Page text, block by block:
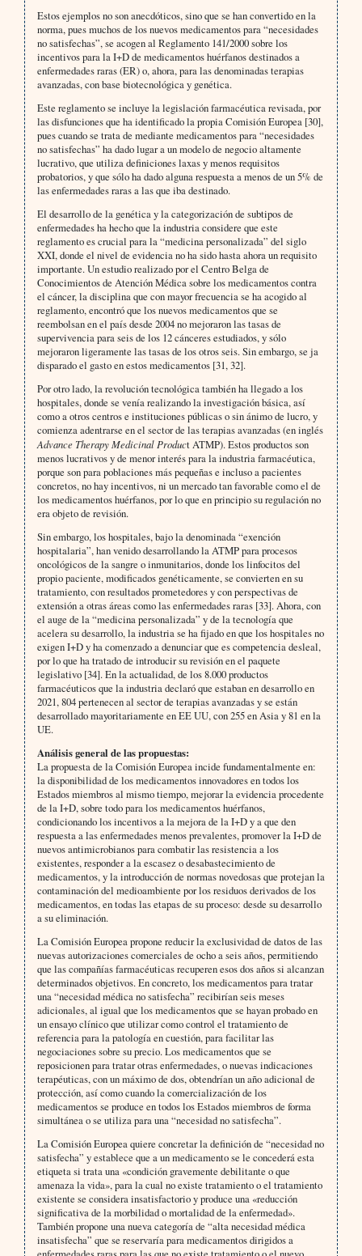
Estos ejemplos no son anecdóticos, sino que se han convertido en la
norma, pues muchos de los nuevos medicamentos para “necesidades
no satisfechas”, se acogen al Reglamento 141/2000 sobre los
incentivos para la I+D de medicamentos huérfanos destinados a
enfermedades raras (ER) o, ahora, para las denominadas terapias
avanzadas, con base biotecnológica y genética.
Este reglamento se incluye la legislación farmacéutica revisada, por
las disfunciones que ha identificado la propia Comisión Europea [30],
pues cuando se trata de mediante medicamentos para “necesidades
no satisfechas” ha dado lugar a un modelo de negocio altamente
lucrativo, que utiliza definiciones laxas y menos requisitos
probatorios, y que sólo ha dado alguna respuesta a menos de un 5% de
las enfermedades raras a las que iba destinado.
El desarrollo de la genética y la categorización de subtipos de
enfermedades ha hecho que la industria considere que este
reglamento es crucial para la “medicina personalizada” del siglo
XXI, donde el nivel de evidencia no ha sido hasta ahora un requisito
importante. Un estudio realizado por el Centro Belga de
Conocimientos de Atención Médica sobre los medicamentos contra
el cáncer, la disciplina que con mayor frecuencia se ha acogido al
reglamento, encontró que los nuevos medicamentos que se
reembolsan en el país desde 2004 no mejoraron las tasas de
supervivencia para seis de los 12 cánceres estudiados, y sólo
mejoraron ligeramente las tasas de los otros seis. Sin embargo, se ja
disparado el gasto en estos medicamentos [31, 32].
Por otro lado, la revolución tecnológica también ha llegado a los
hospitales, donde se venía realizando la investigación básica, así
como a otros centros e instituciones públicas o sin ánimo de lucro, y
comienza adentrarse en el sector de las terapias avanzadas (en inglés
Advance Therapy Medicinal Product ATMP). Estos productos son
menos lucrativos y de menor interés para la industria farmacéutica,
porque son para poblaciones más pequeñas e incluso a pacientes
concretos, no hay incentivos, ni un mercado tan favorable como el de
los medicamentos huérfanos, por lo que en principio su regulación no
era objeto de revisión.
Sin embargo, los hospitales, bajo la denominada “exención
hospitalaria”, han venido desarrollando la ATMP para procesos
oncológicos de la sangre o inmunitarios, donde los linfocitos del
propio paciente, modificados genéticamente, se convierten en su
tratamiento, con resultados prometedores y con perspectivas de
extensión a otras áreas como las enfermedades raras [33]. Ahora, con
el auge de la “medicina personalizada” y de la tecnología que
acelera su desarrollo, la industria se ha fijado en que los hospitales no
exigen I+D y ha comenzado a denunciar que es competencia desleal,
por lo que ha tratado de introducir su revisión en el paquete
legislativo [34]. En la actualidad, de los 8.000 productos
farmacéuticos que la industria declaró que estaban en desarrollo en
2021, 804 pertenecen al sector de terapias avanzadas y se están
desarrollado mayoritariamente en EE UU, con 255 en Asia y 81 en la
UE.
Análisis general de las propuestas:
La propuesta de la Comisión Europea incide fundamentalmente en:
la disponibilidad de los medicamentos innovadores en todos los
Estados miembros al mismo tiempo, mejorar la evidencia procedente
de la I+D, sobre todo para los medicamentos huérfanos,
condicionando los incentivos a la mejora de la I+D y a que den
respuesta a las enfermedades menos prevalentes, promover la I+D de
nuevos antimicrobianos para combatir las resistencia a los
existentes, responder a la escasez o desabastecimiento de
medicamentos, y la introducción de normas novedosas que protejan la
contaminación del medioambiente por los residuos derivados de los
medicamentos, en todas las etapas de su proceso: desde su desarrollo
a su eliminación.
La Comisión Europea propone reducir la exclusividad de datos de las
nuevas autorizaciones comerciales de ocho a seis años, permitiendo
que las compañías farmacéuticas recuperen esos dos años si alcanzan
determinados objetivos. En concreto, los medicamentos para tratar
una “necesidad médica no satisfecha” recibirían seis meses
adicionales, al igual que los medicamentos que se hayan probado en
un ensayo clínico que utilizar como control el tratamiento de
referencia para la patología en cuestión, para facilitar las
negociaciones sobre su precio. Los medicamentos que se
reposicionen para tratar otras enfermedades, o nuevas indicaciones
terapéuticas, con un máximo de dos, obtendrían un año adicional de
protección, así como cuando la comercialización de los
medicamentos se produce en todos los Estados miembros de forma
simultánea o se utiliza para una “necesidad no satisfecha”.
La Comisión Europea quiere concretar la definición de “necesidad no
satisfecha” y establece que a un medicamento se le concederá esta
etiqueta si trata una «condición gravemente debilitante o que
amenaza la vida», para la cual no existe tratamiento o el tratamiento
existente se considera insatisfactorio y produce una «reducción
significativa de la morbilidad o mortalidad de la enfermedad».
También propone una nueva categoría de “alta necesidad médica
insatisfecha” que se reservaría para medicamentos dirigidos a